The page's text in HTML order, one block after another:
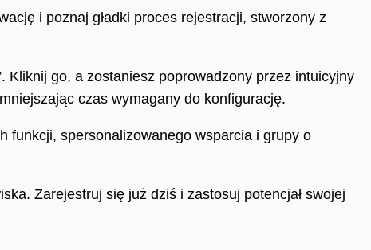
i poznaj gładki proces rejestracji, stworzony z
Kliknij go, a zostaniesz poprowadzony przez intuicyjny
czas wymagany do konfigurację.
funkcji, spersonalizowanego wsparcia i grupy o
Zarejestruj się już dziś i zastosuj potencjał swojej